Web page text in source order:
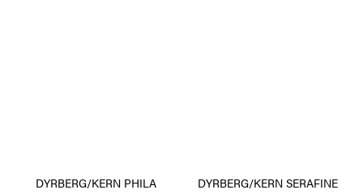
DYRBERG/KERN PHILA
DYRBERG/KERN SERAFINE